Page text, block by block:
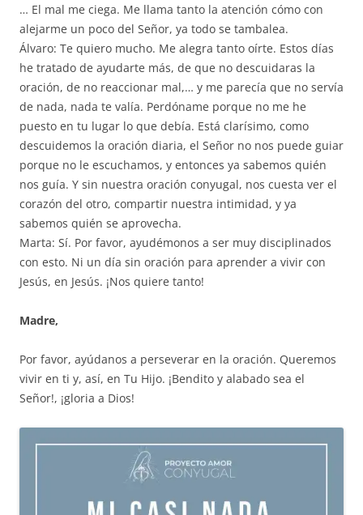
… El mal me ciega. Me llama tanto la atención cómo con
alejarme un poco del Señor, ya todo se tambalea.
Álvaro: Te quiero mucho. Me alegra tanto oírte. Estos días
he tratado de ayudarte más, de que no descuidaras la
oración, de no reaccionar mal,… y me parecía que no servía
de nada, nada te valía. Perdóname porque no me he
puesto en tu lugar lo que debía. Está clarísimo, como
descuidemos la oración diaria, el Señor no nos puede guiar
porque no le escuchamos, y entonces ya sabemos quién
nos guía. Y sin nuestra oración conyugal, nos cuesta ver el
corazón del otro, compartir nuestra intimidad, y ya
sabemos quién se aprovecha.
Marta: Sí. Por favor, ayudémonos a ser muy disciplinados
con esto. Ni un día sin oración para aprender a vivir con
Jesús, en Jesús. ¡Nos quiere tanto!
Madre,
Por favor, ayúdanos a perseverar en la oración. Queremos
vivir en ti y, así, en Tu Hijo. ¡Bendito y alabado sea el
Señor!, ¡gloria a Dios!